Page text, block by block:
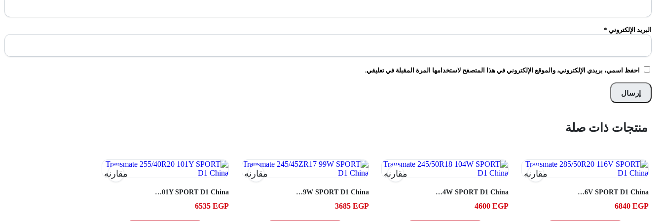
البريد الإلكتروني *
احفظ اسمي، بريدي الإلكتروني، والموقع الإلكتروني في هذا المتصفح لاستخدامها المرة المقبلة في تعليقي.
منتجات ذات صلة
مقارنه
Transmate 285/50R20 116V SPORT D1 China
6840EGP
مقارنه
Transmate 245/50R18 104W SPORT D1 China
4600EGP
مقارنه
Transmate 245/45ZR17 99W SPORT D1 China
3685 EGP
مقارنه
Transmate 255/40R20 101Y SPORT D1 China
6535 EGP